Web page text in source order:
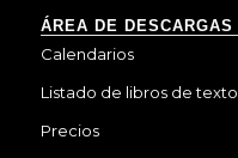
ÁREA DE DESCARGAS
Calendarios
Listado de libros de texto
Precios